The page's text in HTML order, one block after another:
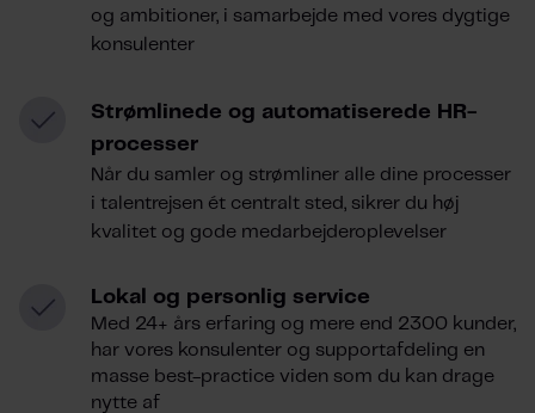
og ambitioner, i samarbejde med vores dygtige
konsulenter
Strømlinede og automatiserede HR-
processer
Når du samler og strømliner alle dine processer
i talentrejsen ét centralt sted, sikrer du høj
kvalitet og gode medarbejderoplevelser
Lokal og personlig service
Med 24+ års erfaring og mere end 2300 kunder,
har vores konsulenter og supportafdeling en
masse best-practice viden som du kan drage
nytte af